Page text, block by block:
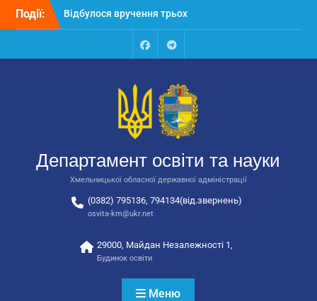
Перейти
Події:
автобусів для потреб
закладів освіти
Відбулося засідання
колегії Департаменту
державної адміністрації
Відбулась обласна
відповідальних за
виховання
FacebookTalegram
Департамент освіти та науки
Хмельницької обласної державної адміністрації
(0382) 795136, 794134(від.звернень)
osvita-km@ukr.net
29000, Майдан Незалежності 1,
Будинок освіти
Меню